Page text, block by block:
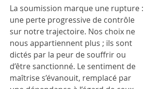
La soumission marque une rupture :
une perte progressive de contrôle
sur notre trajectoire. Nos choix ne
nous appartiennent plus ; ils sont
dictés par la peur de souffrir ou
d’être sanctionné. Le sentiment de
maîtrise s’évanouit, remplacé par